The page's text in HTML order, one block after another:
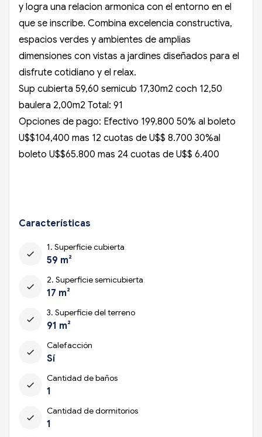
y logra una relacion armonica con el entorno en el
que se inscribe. Combina excelencia constructiva,
espacios verdes y ambientes de amplias
dimensiones con vistas a jardines diseñados para el
disfrute cotidiano y el relax.
Sup cubierta 59,60 semicub 17,30m2 coch 12,50
baulera 2,00m2 Total: 91
Opciones de pago: Efectivo 199.800 50% al boleto
U$$104,400 mas 12 cuotas de U$$ 8.700 30%al
boleto U$$65.800 mas 24 cuotas de U$$ 6.400
Características
check
1. Superficie cubierta
59 m²
check
2. Superficie semicubierta
17 m²
check
3. Superficie del terreno
91 m²
check
Calefacción
Sí
check
Cantidad de baños
1
check
Cantidad de dormitorios
1